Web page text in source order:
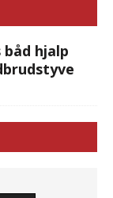
hjalp